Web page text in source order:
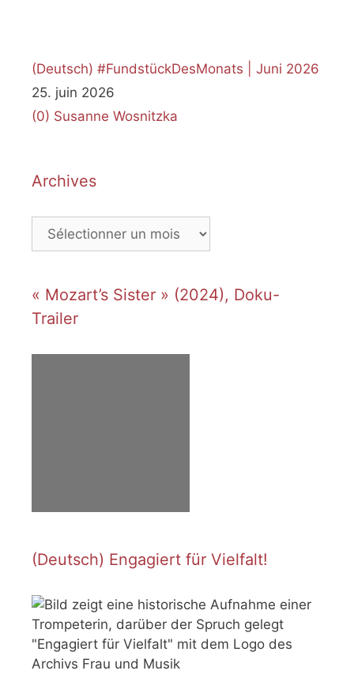
(Deutsch) #FundstückDesMonats | Juni 2026
25. juin 2026
(0) Susanne Wosnitzka
Archives
Archives
« Mozart’s Sister » (2024), Doku-
Trailer
(Deutsch) Engagiert für Vielfalt!